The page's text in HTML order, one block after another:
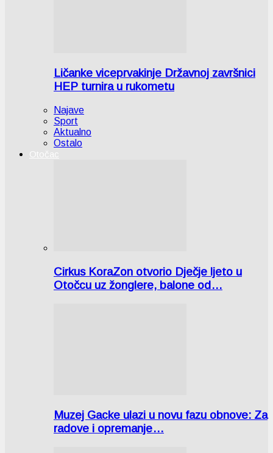
Ličanke viceprvakinje Državnoj završnici
HEP turnira u rukometu
Najave
Sport
Aktualno
Ostalo
Otočac
Cirkus KoraZon otvorio Dječje ljeto u
Otočcu uz žonglere, balone od…
Muzej Gacke ulazi u novu fazu obnove: Za
radove i opremanje…